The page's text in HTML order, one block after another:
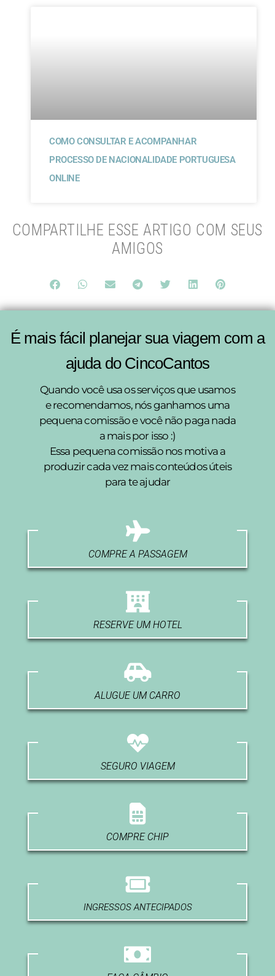
COMO CONSULTAR E ACOMPANHAR
PROCESSO DE NACIONALIDADE PORTUGUESA
ONLINE
COMPARTILHE ESSE ARTIGO COM SEUS
AMIGOS
É mais fácil planejar sua viagem com a
ajuda do CincoCantos
Quando você usa os serviços que usamos
e recomendamos, nós ganhamos uma
pequena comissão e você não paga nada
a mais por isso :)
Essa pequena comissão nos motiva a
produzir cada vez mais conteúdos úteis
para te ajudar
COMPRE A PASSAGEM
RESERVE UM HOTEL
ALUGUE UM CARRO
SEGURO VIAGEM
COMPRE CHIP
INGRESSOS ANTECIPADOS